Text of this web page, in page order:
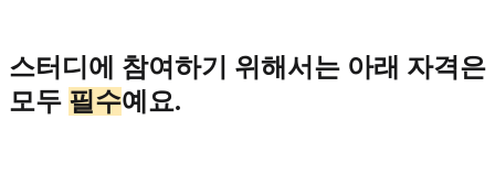
스터디에 참여하기 위해서는 아래 자격은
모두 필수예요.